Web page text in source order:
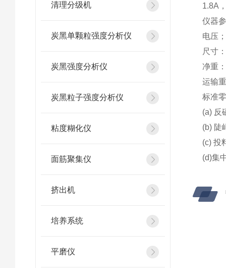
清理分级机
炭黑单颗粒强度分析仪
炭黑强度分析仪
炭黑粒子强度分析仪
粘度糊化仪
面筋聚集仪
挤出机
培养系统
平磨仪
1.8A
仪器
电压
尺寸
净重
运输
标准
(a) 反
(b) 陡
(c) 投
(d)集